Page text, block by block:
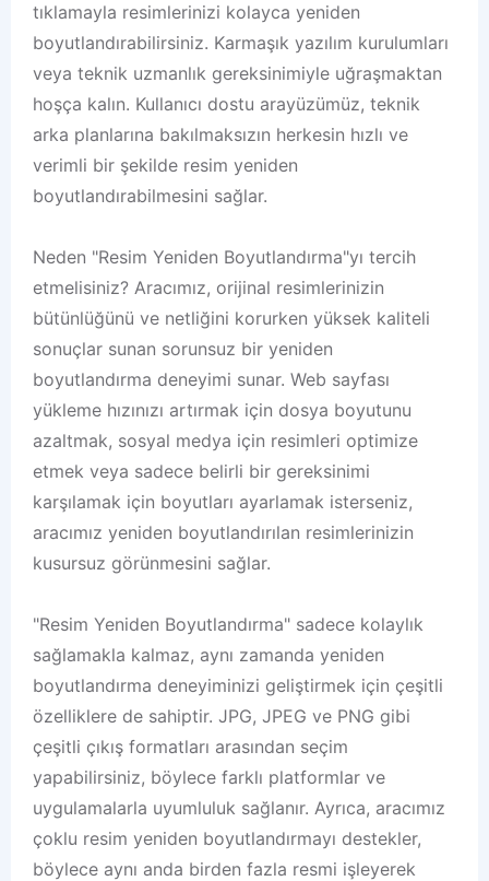
tıklamayla resimlerinizi kolayca yeniden
boyutlandırabilirsiniz. Karmaşık yazılım kurulumları
veya teknik uzmanlık gereksinimiyle uğraşmaktan
hoşça kalın. Kullanıcı dostu arayüzümüz, teknik
arka planlarına bakılmaksızın herkesin hızlı ve
verimli bir şekilde resim yeniden
boyutlandırabilmesini sağlar.
Neden "Resim Yeniden Boyutlandırma"yı tercih
etmelisiniz? Aracımız, orijinal resimlerinizin
bütünlüğünü ve netliğini korurken yüksek kaliteli
sonuçlar sunan sorunsuz bir yeniden
boyutlandırma deneyimi sunar. Web sayfası
yükleme hızınızı artırmak için dosya boyutunu
azaltmak, sosyal medya için resimleri optimize
etmek veya sadece belirli bir gereksinimi
karşılamak için boyutları ayarlamak isterseniz,
aracımız yeniden boyutlandırılan resimlerinizin
kusursuz görünmesini sağlar.
"Resim Yeniden Boyutlandırma" sadece kolaylık
sağlamakla kalmaz, aynı zamanda yeniden
boyutlandırma deneyiminizi geliştirmek için çeşitli
özelliklere de sahiptir. JPG, JPEG ve PNG gibi
çeşitli çıkış formatları arasından seçim
yapabilirsiniz, böylece farklı platformlar ve
uygulamalarla uyumluluk sağlanır. Ayrıca, aracımız
çoklu resim yeniden boyutlandırmayı destekler,
böylece aynı anda birden fazla resmi işleyerek